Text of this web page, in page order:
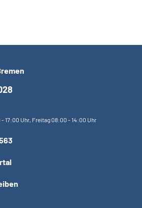
17:00 Uhr, Freitag 08:00 - 14:00 Uhr